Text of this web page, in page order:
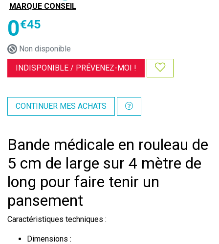
MARQUE CONSEIL
0€45
Non disponible
INDISPONIBLE / PRÉVENEZ-MOI !
CONTINUER MES ACHATS
Bande médicale en rouleau de
5 cm de large sur 4 mètre de
long pour faire tenir un
pansement
Caractéristiques techniques :
Dimensions :